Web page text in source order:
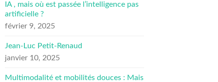
IA , mais où est passée l’intelligence pas
artificielle ?
février 9, 2025
Jean-Luc Petit-Renaud
janvier 10, 2025
Multimodalité et mobilités douces : Mais